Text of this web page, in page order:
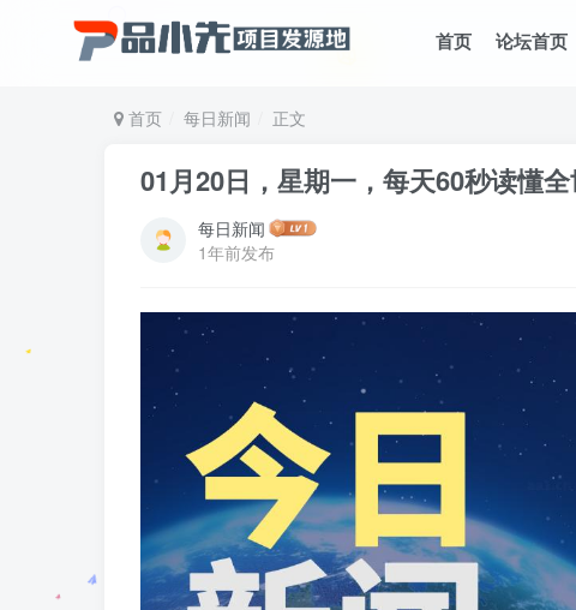
首页 论坛首页
首页 每日新闻 正文
01月20日，星期一，每天60秒读懂
每日新闻
1年前发布